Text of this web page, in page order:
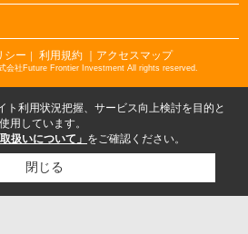
シー 利用規約 ｜アクセスマップ
会社Future Frontier Investment All rights reserved.
ト利用状況把握、サービス向上検討を目的と
用しています。
扱いについて」 をご確認ください。
閉じる